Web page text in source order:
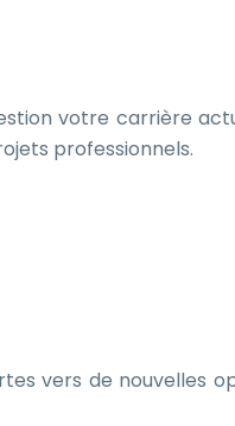
votre carrière
professionnels.
vers de nouvelles